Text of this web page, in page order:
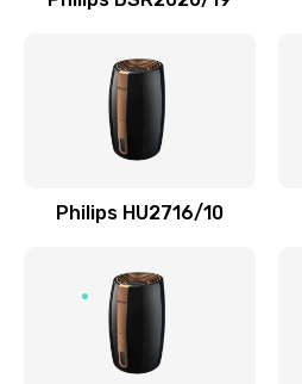
Замена разъема
Ремонт
Замена
Philips HU2716/10